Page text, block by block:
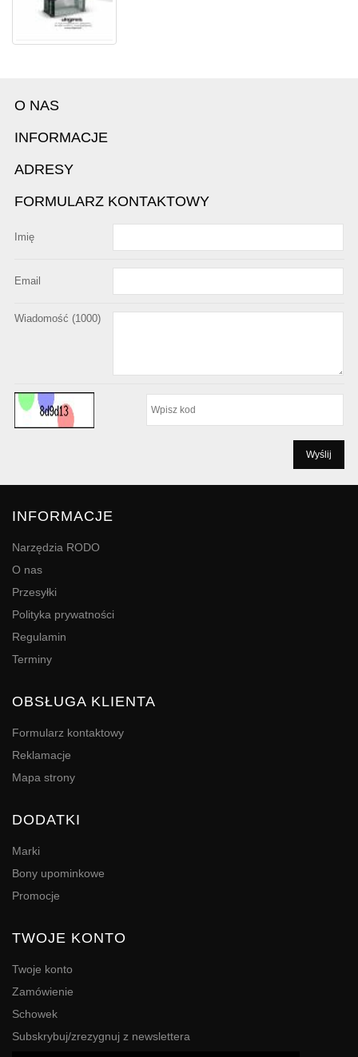
O NAS
INFORMACJE
ADRESY
FORMULARZ KONTAKTOWY
Imię
Email
Wiadomość (1000)
INFORMACJE
Narzędzia RODO
O nas
Przesyłki
Polityka prywatności
Regulamin
Terminy
OBSŁUGA KLIENTA
Formularz kontaktowy
Reklamacje
Mapa strony
DODATKI
Marki
Bony upominkowe
Promocje
TWOJE KONTO
Twoje konto
Zamówienie
Schowek
Subskrybuj/zrezygnuj z newslettera